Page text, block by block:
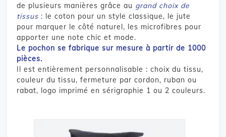
de plusieurs manières grâce au grand choix de
tissus : le coton pour un style classique, le jute
pour marquer le côté naturel, les microfibres pour
apporter une note chic et mode.
Le pochon se fabrique sur mesure à partir de 1000
pièces.
Il est entièrement personnalisable : choix du tissu,
couleur du tissu, fermeture par cordon, ruban ou
rabat, logo imprimé en sérigraphie 1 ou 2 couleurs.